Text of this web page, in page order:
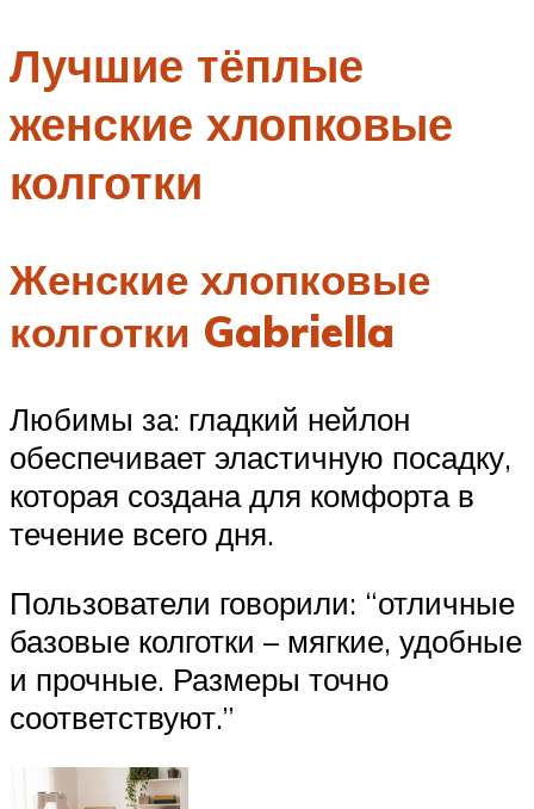
Лучшие тёплые
женские хлопковые
колготки
Женские хлопковые
колготки Gabriella
Любимы за: гладкий нейлон
обеспечивает эластичную посадку,
которая создана для комфорта в
течение всего дня.
Пользователи говорили: “отличные
базовые колготки – мягкие, удобные
и прочные. Размеры точно
соответствуют.”